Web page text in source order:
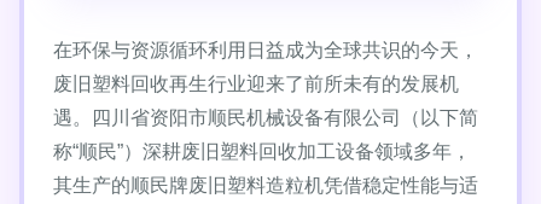
在环保与资源循环利用日益成为全球共识的今天，
废旧塑料回收再生行业迎来了前所未有的发展机
遇。四川省资阳市顺民机械设备有限公司（以下简
称“顺民”）深耕废旧塑料回收加工设备领域多年，
其生产的顺民牌废旧塑料造粒机凭借稳定性能与适